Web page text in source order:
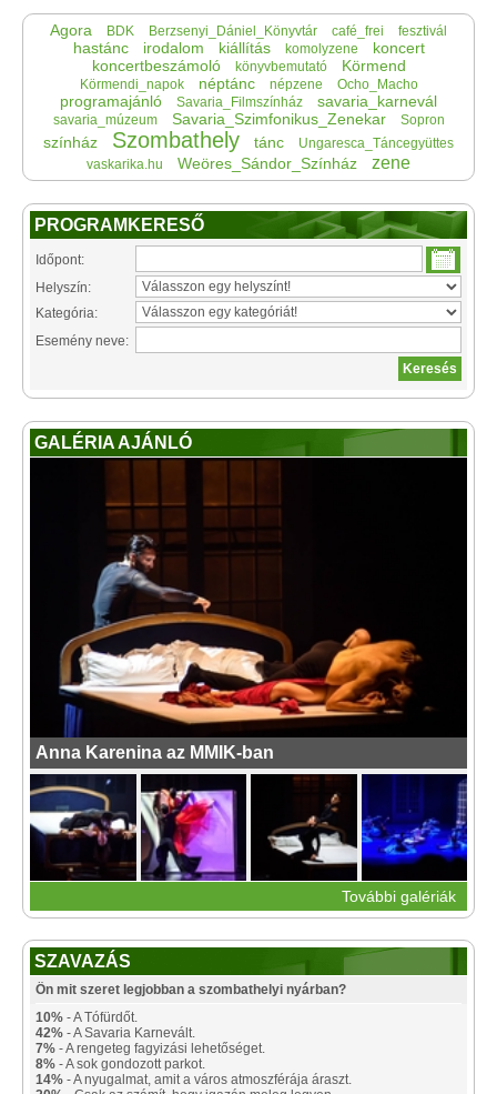
Agora BDK Berzsenyi_Dániel_Könyvtár café_frei fesztivál
hastánc irodalom kiállítás komolyzene
koncert
koncertbeszámoló
könyvbemutató Körmend
Körmendi_napok néptánc népzene Ocho_Macho
programajánló Savaria_Filmszínház savaria_karnevál
savaria_múzeum Savaria_Szimfonikus_Zenekar Sopron
színház Szombathely tánc
Ungaresca_Táncegyüttes
vaskarika.hu
Weöres_Sándor_Színház zene
PROGRAMKERESŐ
Időpont:
Helyszín:
Kategória:
Esemény neve:
GALÉRIA AJÁNLÓ
Anna Karenina az MMIK-ban
További galériák
SZAVAZÁS
Ön mit szeret legjobban a szombathelyi nyárban?
10% - A Tófürdőt.
42% - A Savaria Karnevált.
7% - A rengeteg fagyizási lehetőséget.
8% - A sok gondozott parkot.
14% - A nyugalmat, amit a város atmoszférája áraszt.